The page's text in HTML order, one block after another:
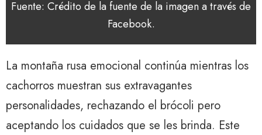
Fuente: Crédito de la fuente de la imagen a través de
Facebook.
La montaña rusa emocional continúa mientras los
cachorros muestran sus extravagantes
personalidades, rechazando el brócoli pero
aceptando los cuidados que se les brinda. Este